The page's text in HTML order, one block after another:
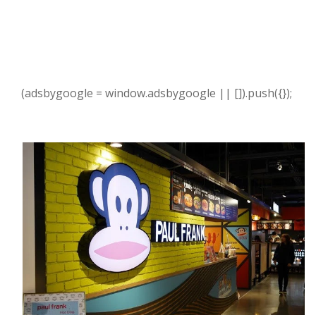
(adsbygoogle = window.adsbygoogle || []).push({});